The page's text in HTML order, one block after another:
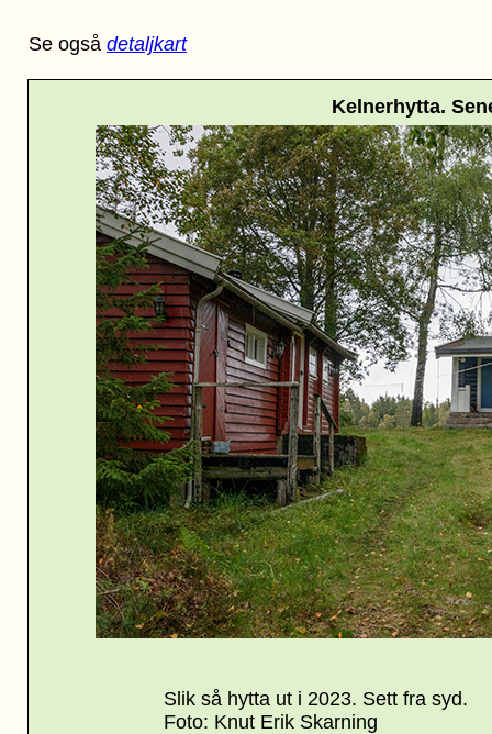
Kelnerhytta.
Se også detaljkart
Slik så hytta ut i 2023. Sett fra syd.
Foto: Knut Erik Skarning